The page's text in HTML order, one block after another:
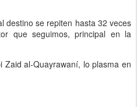
destino se repiten hasta 32 veces
que seguimos, principal en la
Zaid al-Quayrawaní, lo plasma en